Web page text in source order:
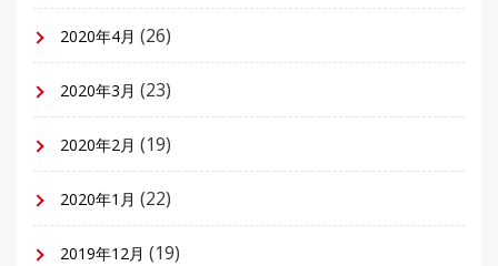
2020年4月 (26)
2020年3月 (23)
2020年2月 (19)
2020年1月 (22)
2019年12月 (19)